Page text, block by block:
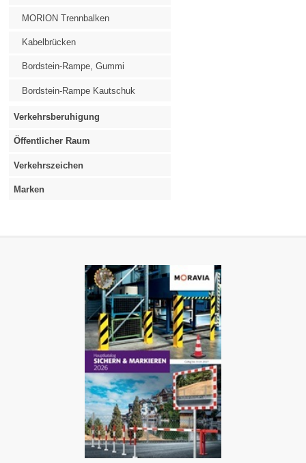
MORION Trennbalken
Kabelbrücken
Bordstein-Rampe, Gummi
Bordstein-Rampe Kautschuk
Verkehrsberuhigung
Öffentlicher Raum
Verkehrszeichen
Marken